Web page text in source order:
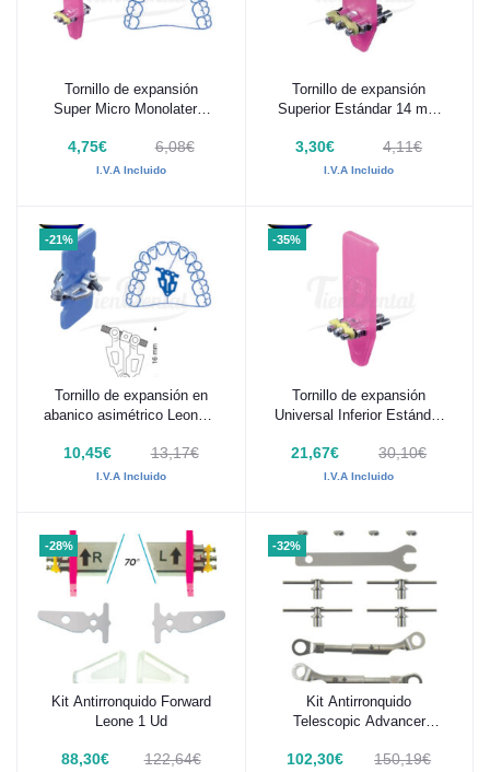
Añadir al carrito
Tornillo de expansión
Super Micro Monolateral
4,75€ 6,08€
I.V.A Incluido
Añadir al carrito
Tornillo de expansión
Superior Estándar 14 mm
3,30€ 4,11€
I.V.A Incluido
-21%
Añadir al carrito
Tornillo de expansión en
abanico asimétrico Leone 1
10,45€ 13,17€
I.V.A Incluido
-35%
Añadir al carrito
Tornillo de expansión
Universal Inferior Estándar
21,67€ 30,10€
I.V.A Incluido
-28%
Añadir al carrito
Kit Antirronquido Forward
Leone 1 Ud
88,30€ 122,64€
-32%
Añadir al carrito
Kit Antirronquido
Telescopic Advancer
102,30€ 150,19€